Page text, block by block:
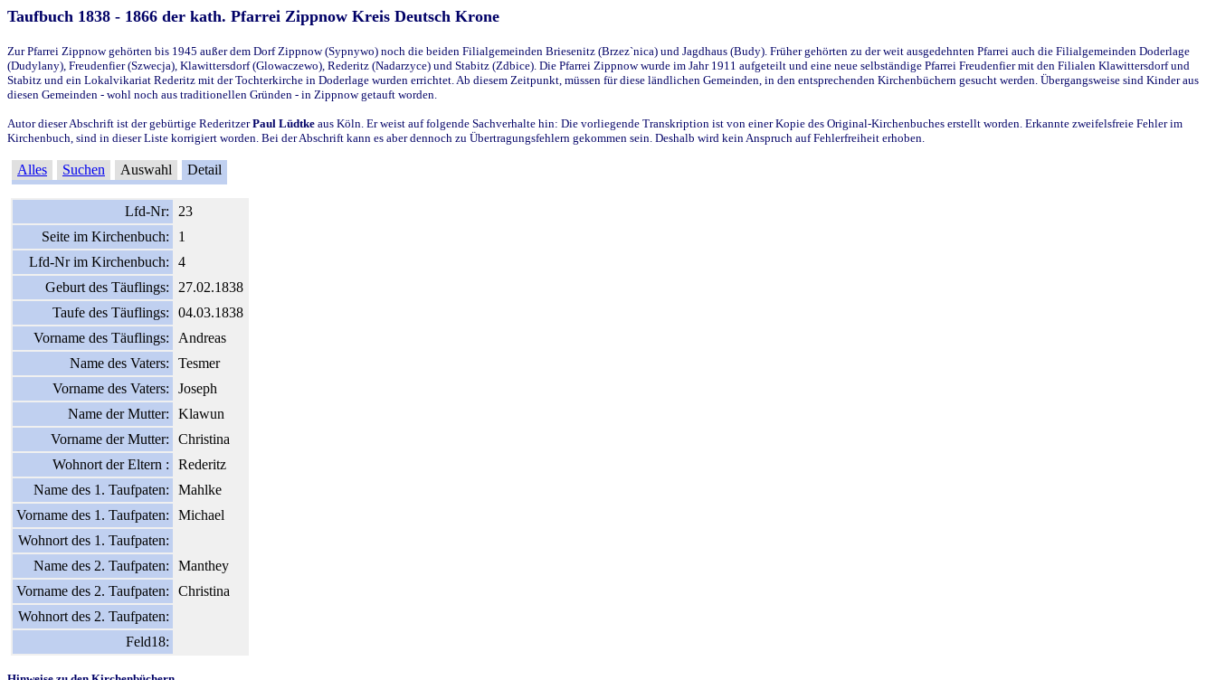
Taufbuch 1838 - 1866 der kath. Pfarrei Zippnow Kreis Deutsch Krone
Zur Pfarrei Zippnow gehörten bis 1945 außer dem Dorf Zippnow (Sypnywo) noch die beiden Filialgemeinden Briesenitz (Brzez`nica) und Jagdhaus (Budy). Früher gehörten zu der weit ausgedehnten Pfarrei auch die Filialgemeinden Doderlage
(Dudylany), Freudenfier (Szwecja), Klawittersdorf (Glowaczewo), Rederitz (Nadarzyce) und Stabitz (Zdbice). Die Pfarrei Zippnow wurde im Jahr 1911 aufgeteilt und eine neue selbständige Pfarrei Freudenfier mit den Filialen Klawittersdorf und
Stabitz und ein Lokalvikariat Rederitz mit der Tochterkirche in Doderlage wurden errichtet. Ab diesem Zeitpunkt, müssen für diese ländlichen Gemeinden, in den entsprechenden Kirchenbüchern gesucht werden. Übergangsweise sind Kinder aus
diesen Gemeinden - wohl noch aus traditionellen Gründen - in Zippnow getauft worden.
Autor dieser Abschrift ist der gebürtige RederitzerPaul Lüdtke aus Köln. Er weist auf folgende Sachverhalte hin: Die vorliegende Transkription ist von einer Kopie des Original-Kirchenbuches erstellt worden. Erkannte zweifelsfreie Fehler im
Kirchenbuch, sind in dieser Liste korrigiert worden. Bei der Abschrift kann es aber dennoch zu Übertragungsfehlern gekommen sein. Deshalb wird kein Anspruch auf Fehlerfreiheit erhoben.
Alles Suchen Auswahl Detail
Lfd-Nr:
23
Seite im Kirchenbuch:
1
Lfd-Nr im Kirchenbuch:
4
Geburt des Täuflings:
27.02.1838
Taufe des Täuflings:
04.03.1838
Vorname des Täuflings:
Andreas
Name des Vaters:
Tesmer
Vorname des Vaters:
Joseph
Name der Mutter:
Klawun
Vorname der Mutter:
Christina
Wohnort der Eltern :
Rederitz
Name des 1. Taufpaten:
Mahlke
Vorname des 1. Taufpaten:
Michael
Wohnort des 1. Taufpaten:
Name des 2. Taufpaten:
Manthey
Vorname des 2. Taufpaten:
Christina
Wohnort des 2. Taufpaten:
Feld18: